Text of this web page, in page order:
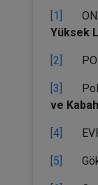
[1]
Yüksek
[2]
[3]
ve
[4]
[5]